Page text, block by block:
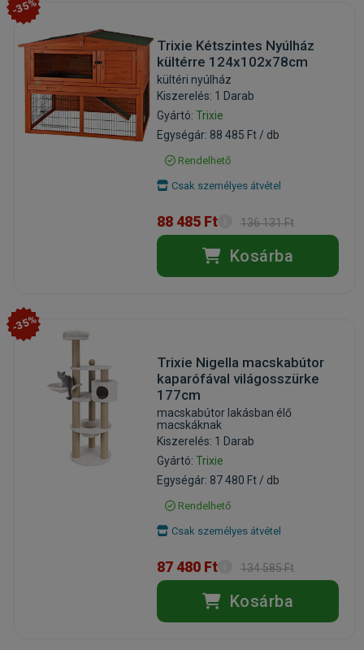
-35%
Trixie Kétszintes Nyúlház
kültérre 124x102x78cm
kültéri nyúlház
Kiszerelés: 1 Darab
Gyártó: Trixie
Egységár: 88 485 Ft / db
Rendelhető
Csak személyes átvétel
88 485 Ft 136 131 Ft
Kosárba
-35%
Trixie Nigella macskabútor
kaparófával világosszürke
177cm
macskabútor lakásban élő
macskáknak
Kiszerelés: 1 Darab
Gyártó: Trixie
Egységár: 87 480 Ft / db
Rendelhető
Csak személyes átvétel
87 480 Ft 134 585 Ft
Kosárba